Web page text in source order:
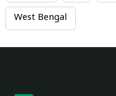
West Bengal